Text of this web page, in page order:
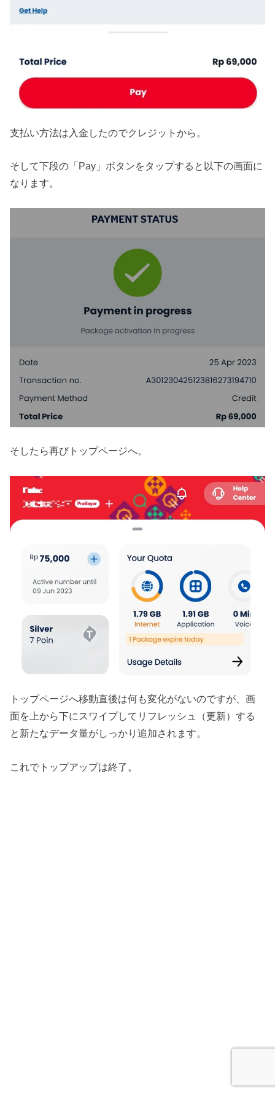
支払い方法は入金したのでクレジットから。
そして下段の「Pay」ボタンをタップすると以下の画面に
なります。
そしたら再びトップページへ。
トップページへ移動直後は何も変化がないのですが、画
面を上から下にスワイプしてリフレッシュ（更新）する
と新たなデータ量がしっかり追加されます。
これでトップアップは終了。